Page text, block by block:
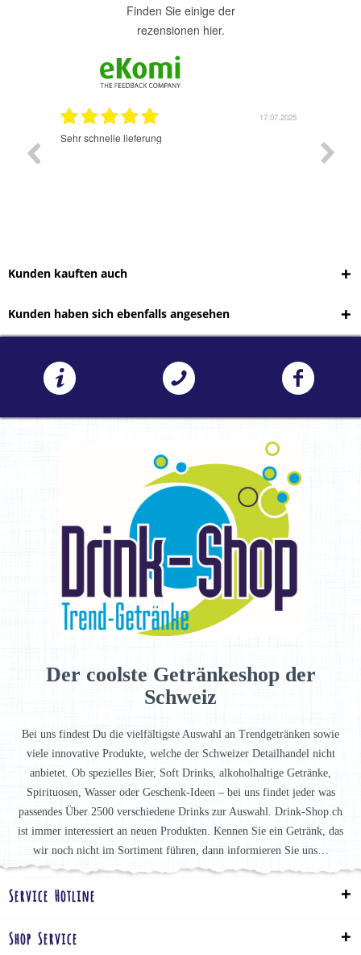
finden Sie einige der
rezensionen hier.
17.07.2025
Sehr schnelle lieferung
ich
sehr
Kunden kauften auch
Kunden haben sich ebenfalls angesehen
Der coolste Getränkeshop der
Schweiz
Bei uns findest Du die vielfältigste Auswahl an Trendgetränken sowie
viele innovative Produkte, welche der Schweizer Detailhandel nicht
anbietet. Ob spezielles Bier, Soft Drinks, alkoholhaltige Getränke,
Spirituosen, Wasser oder Geschenk-Ideen – bei uns findet jeder was
passendes Über 2500 verschiedene Drinks zur Auswahl. Drink-Shop.ch
ist immer interessiert an neuen Produkten. Kennen Sie ein Getränk, das
wir noch nicht im Sortiment führen, dann informieren Sie uns…
Service Hotline
Shop Service